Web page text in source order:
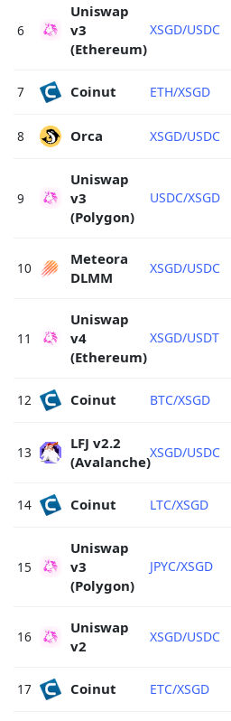
6
Uniswap
v3
(Ethereum)
XSGD/USDC
7 Coinut ETH/XSGD
8 Orca XSGD/USDC
9
Uniswap
v3
(Polygon)
USDC/XSGD
10
Meteora
DLMM
XSGD/USDC
11
Uniswap
v4
(Ethereum)
XSGD/USDT
12 Coinut BTC/XSGD
13
LFJ v2.2
(Avalanche)
XSGD/USDC
14 Coinut LTC/XSGD
15
Uniswap
v3
(Polygon)
JPYC/XSGD
16
Uniswap
v2
XSGD/USDC
17 Coinut ETC/XSGD